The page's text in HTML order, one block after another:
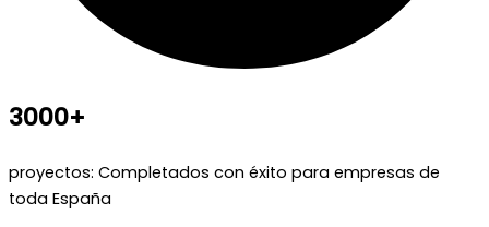
3000+
proyectos: Completados con éxito para empresas de
toda España